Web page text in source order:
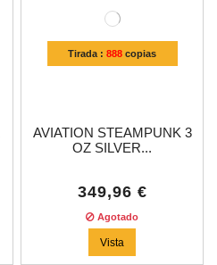
Tirada :888 copias
AVIATION STEAMPUNK 3
OZ SILVER...
349,96 €
Agotado
Vista